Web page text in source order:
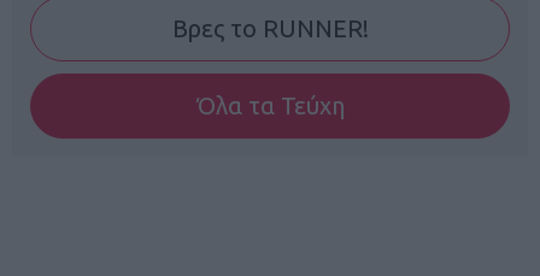
Βρες το RUNNER!
Όλα τα Τεύχη